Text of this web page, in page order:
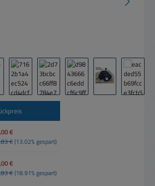
€
€(13.02% gespart)
€
€(18.91% gespart)